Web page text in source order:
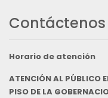
Contáctenos
Horario de atención
ATENCIÓN AL PÚBLICO
PISO DE LA